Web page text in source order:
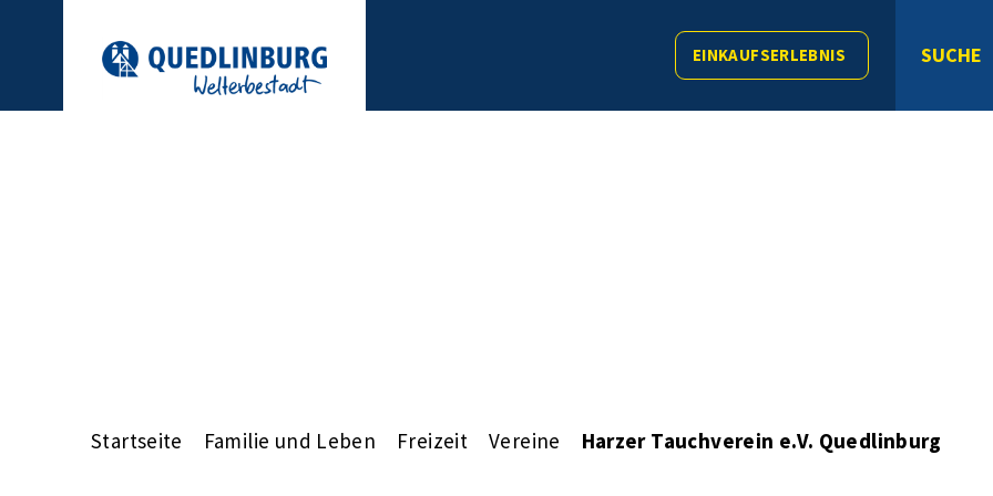
EINKAUFSERLEBNIS SUCHE
Startseite Familie und Leben Freizeit Vereine Harzer Tauchverein e.V. Quedlinburg